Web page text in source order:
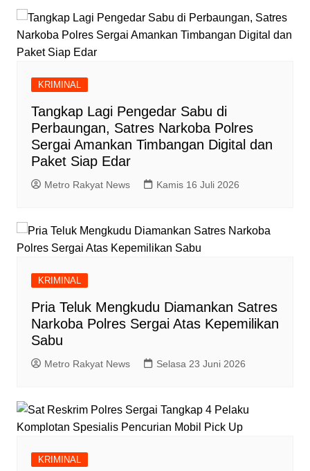
KRIMINAL
Tangkap Lagi Pengedar Sabu di
Perbaungan, Satres Narkoba Polres
Sergai Amankan Timbangan Digital dan
Paket Siap Edar
Metro Rakyat News Kamis 16 Juli 2026
KRIMINAL
Pria Teluk Mengkudu Diamankan Satres
Narkoba Polres Sergai Atas Kepemilikan
Sabu
Metro Rakyat News Selasa 23 Juni 2026
KRIMINAL